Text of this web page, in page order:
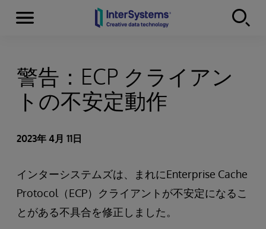
Skip to content
Menu
警告：ECP クライアン
トの不安定動作
2023年 4月 11日
インターシステムズは、まれにEnterprise Cache
Protocol（ECP）クライアントが不安定になるこ
とがある不具合を修正しました。